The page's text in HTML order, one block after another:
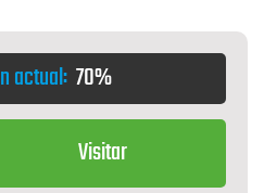
actual: 70%
Visitar